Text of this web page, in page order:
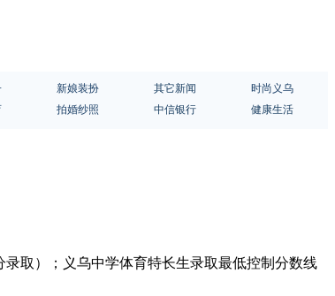
新娘装扮 其它新闻
时尚义乌
拍婚纱照 中信银行 健康生活
取）；义乌中学体育特长生录取最低控制分数线